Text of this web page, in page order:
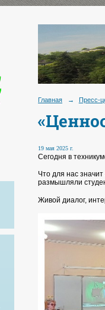
Главная → Пресс-
19 мая 2025 г.
Сегодня в
Что для нас
размышляли
Живой диалог,